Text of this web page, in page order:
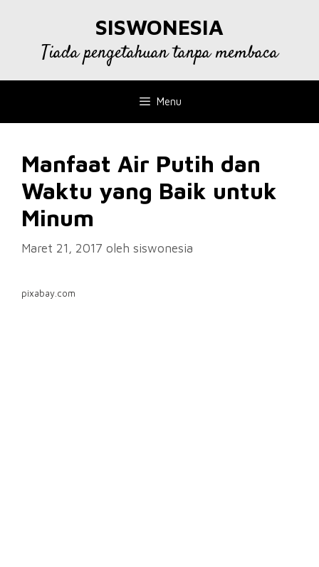
SISWONESIA
Tiada pengetahuan tanpa membaca
Menu
Manfaat Air Putih dan
Waktu yang Baik untuk
Minum
Maret 21, 2017 oleh siswonesia
pixabay.com